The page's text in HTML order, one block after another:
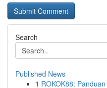
Search
Published News
1 ROKOK88: